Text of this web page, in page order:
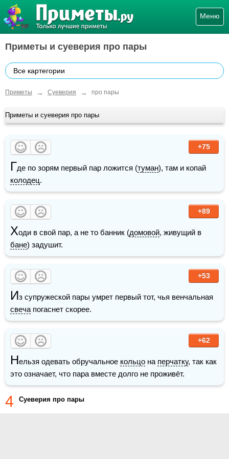
Меню
Приметы и суеверия про пары
Все картегории
Приметы → Суеверия → про пары
Приметы и суеверия про пары
+75
Где по зорям первый пар ложится (туман
колодец.
+89
Ходи в свой пар, а не то банник (домовой
бане) задушит.
+53
И
свеча погаснет скорее.
+62
Нельзя одевать обручальное кольцо на перчатку, так как
это означает, что пара вместе долго не проживёт.
4 Суеверия про пары